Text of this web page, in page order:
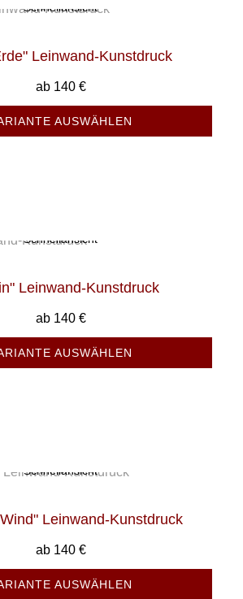
Schnellansicht
Leinwand-Kunstdruck
ab 140 €
AUSWÄHLEN
Schnellansicht
Leinwand-Kunstdruck
ab 140 €
AUSWÄHLEN
Schnellansicht
Leinwand-Kunstdruck
ab 140 €
AUSWÄHLEN